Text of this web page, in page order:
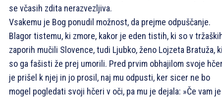
se včasih zdita nerazvezljiva.
Vsakemu je Bog ponudil možnost, da prejme odpuščanje.
Blagor tistemu, ki zmore, kakor je eden tistih, ki so v
zaporih mučili Slovence, tudi Ljubko, ženo Lojzeta Bratuža,
so ga fašisti že prej umorili. Pred prvim obhajilom svoje
je prišel k njej in jo prosil, naj mu odpusti, ker sicer ne bo
mogel pogledati svoji hčeri v oči, pa mu je dejala: »Če vam je